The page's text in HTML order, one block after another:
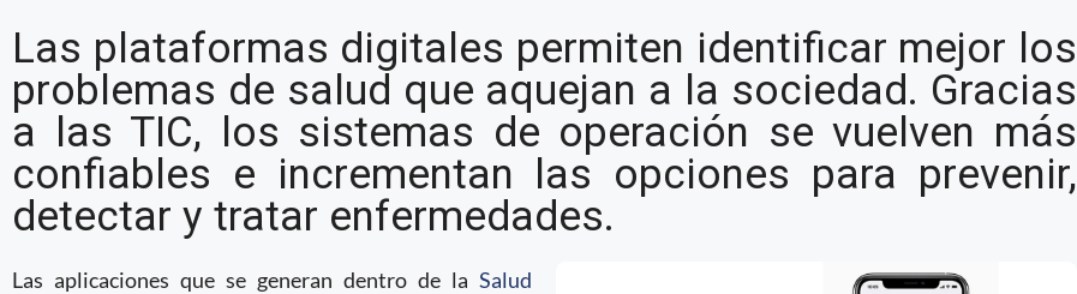
Apple incursiona en la investigación
médica con el Apple Watch
Las plataformas digitales permiten identificar mejor los
problemas de salud que aquejan a la sociedad. Gracias
a las TIC, los sistemas de operación se vuelven más
confiables e incrementan las opciones para prevenir,
detectar y tratar enfermedades.
Las aplicaciones que se generan dentro de laSalud